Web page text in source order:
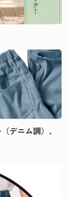
デニム調）、